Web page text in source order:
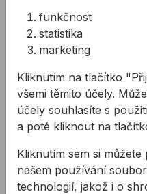
Chystáte se řezat dřevěné
materiály? Pomůžeme
vám s výběrem kotouče
Související
Pilový kotouč BOSCH
funkčnost
statistika
marketing
Kliknutím na tlačítko
všemi těmito účely.
účely souhlasíte s
a poté kliknout na
Kliknutím sem si
našem používání
technologií, jakož i o